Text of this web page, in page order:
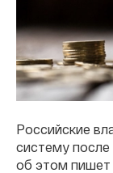
Российские
систему после
об этом пишет